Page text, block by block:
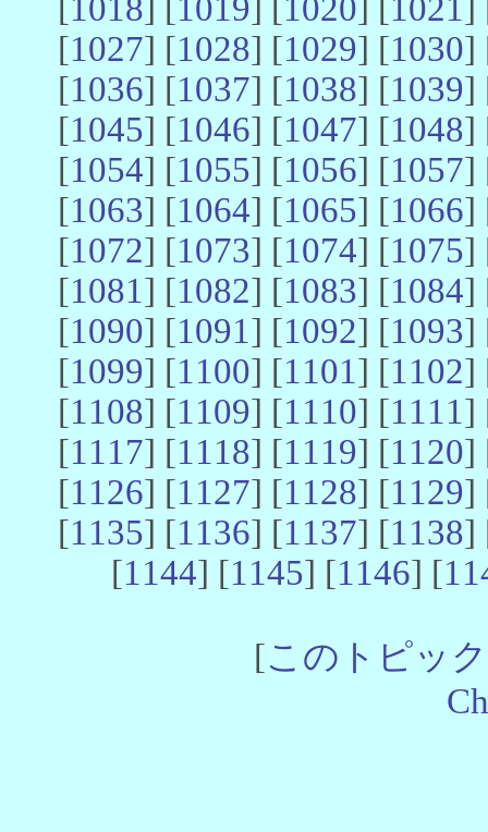
[1018] [1019] [1020] [1021]
[1027] [1028] [1029] [1030]
[1036] [1037] [1038] [1039]
[1045] [1046] [1047] [1048]
[1054] [1055] [1056] [1057]
[1063] [1064] [1065] [1066]
[1072] [1073] [1074] [1075]
[1081] [1082] [1083] [1084]
[1090] [1091] [1092] [1093]
[1099] [1100] [1101] [1102]
[1108] [1109] [1110] [1111]
[1117] [1118] [1119] [1120]
[1126] [1127] [1128] [1129]
[1135] [1136] [1137] [1138]
[1144] [1145] [1146] [
[このトピッ